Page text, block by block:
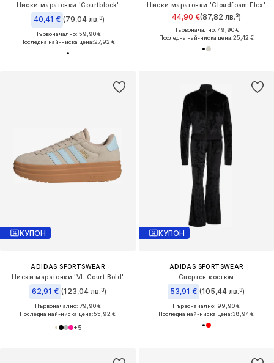
Ниски маратонки 'Courtblock'
40,41 € (79,04 лв.³)
Първоначално: 59,90 €
Последна най-ниска цена:27,92 €
Ниски маратонки 'Cloudfoam Flex'
44,90 €(87,82 лв.³)
Първоначално: 49,90 €
Последна най-ниска цена:25,42 €
КУПОН
ADIDAS SPORTSWEAR
Ниски маратонки 'VL Court Bold'
62,91 € (123,04 лв.³)
Първоначално: 79,90 €
Последна най-ниска цена:55,92 €
+5
КУПОН
ADIDAS SPORTSWEAR
Спортен костюм
53,91 € (105,44 лв.³)
Първоначално: 99,90 €
Последна най-ниска цена:38,94 €